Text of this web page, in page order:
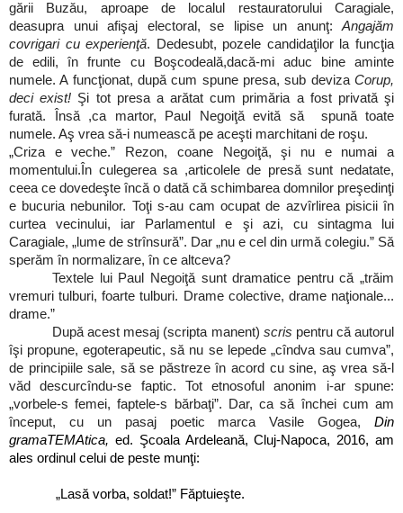
gării Buzău, aproape de localul restauratorului Caragiale,
deasupra unui afişaj electoral, se lipise un anunţ:Angajăm
covrigari cu experienţă. Dedesubt, pozele candidaţilor la funcţia
de edili, în frunte cu Boşcodeală,dacă-mi aduc bine aminte
numele. A funcţionat, după cum spune presa, sub deviza Corup,
deci exist! Şi tot presa a arătat cum primăria a fost privată şi
furată. Însă ,ca martor, Paul Negoiţă evită să spună toate
numele. Aş vrea să-i numească pe aceşti marchitani de roşu.
„Criza e veche.” Rezon, coane Negoiţă, şi nu e numai a
momentului.În culegerea sa ,articolele de presă sunt nedatate,
ceea ce dovedeşte încă o dată că schimbarea domnilor preşedinţi
e bucuria nebunilor. Toţi s-au cam ocupat de azvîrlirea pisicii în
curtea vecinului, iar Parlamentul e şi azi, cu sintagma lui
Caragiale, „lume de strînsură”. Dar „nu e cel din urmă colegiu.” Să
sperăm în normalizare, în ce altceva?
Textele lui Paul Negoiţă sunt dramatice pentru că „trăim
vremuri tulburi, foarte tulburi. Drame colective, drame naţionale...
drame.”
După acest mesaj (scripta manent) scris pentru că autorul
îşi propune, egoterapeutic, să nu se lepede „cîndva sau cumva”,
de principiile sale, să se păstreze în acord cu sine, aş vrea să-l
văd descurcîndu-se faptic. Tot etnosoful anonim i-ar spune:
„vorbele-s femei, faptele-s bărbaţi”. Dar, ca să închei cum am
început, cu un pasaj poetic marca Vasile Gogea, Din
gramaTEMAtica, ed. Şcoala Ardeleană, Cluj-Napoca, 2016, am
ales ordinul celui de peste munţi:
„Lasă vorba, soldat!” Făptuieşte.